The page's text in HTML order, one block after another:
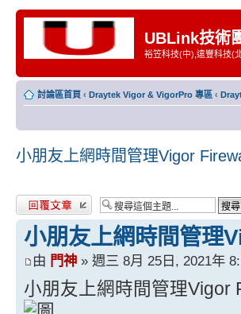
UBLink技術
裕笠科技(中),遠豐科技(
討論區首頁 ‹ Draytek Vigor & VigorPro 專區 ‹
小朋友上網時間管理Vigor
發表回覆
小朋友上網時間管
由 門神 » 週三 8月 25日, 2021年
小朋友上網時間管理Vigor